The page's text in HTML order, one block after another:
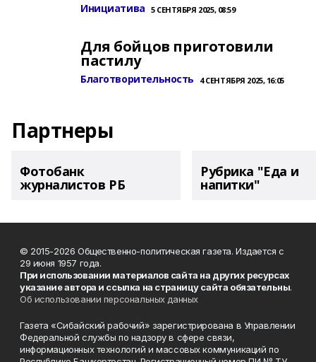
Инициатива 5 СЕНТЯБРЯ 2025, 08:59
Для бойцов приготовили
пастилу
Благотворительность 4 СЕНТЯБРЯ 2025, 16:05
Партнеры
Фотобанк
журналистов РБ
Рубрика "Еда и
напитки"
© 2015-2026 Общественно-политическая газета. Издается с
29 июня 1957 года.
При использовании материалов сайта на других ресурсах
указание автора и ссылка на страницу сайта обязательны.
Об использовании персональных данных
Газета «Сибайский рабочий» зарегистрирована в Управлении
Федеральной службы по надзору в сфере связи,
информационных технологий и массовых коммуникаций по